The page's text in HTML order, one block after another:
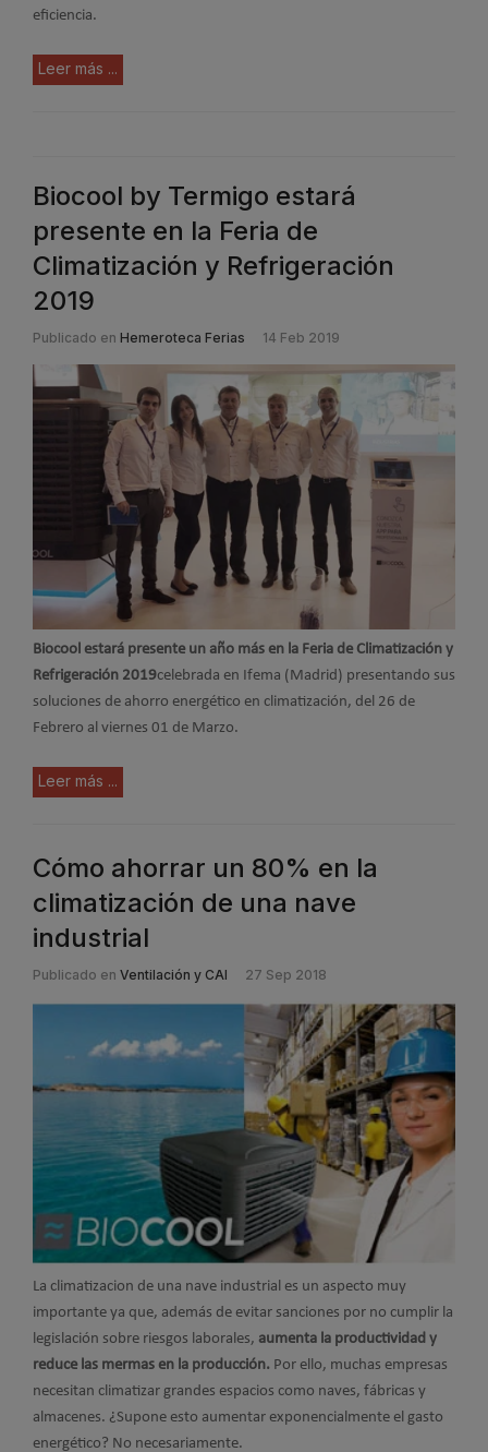
eficiencia.
Leer más ...
Biocool by Termigo estará
presente en la Feria de
Climatización y Refrigeración
2019
Publicado en Hemeroteca Ferias 14 Feb 2019
Biocool estará presente un año más en la Feria de Climatización y
Refrigeración 2019celebrada en Ifema (Madrid) presentando sus
soluciones de ahorro energético en climatización, del 26 de
Febrero al viernes 01 de Marzo.
Leer más ...
Cómo ahorrar un 80% en la
climatización de una nave
industrial
Publicado en Ventilación y CAI 27 Sep 2018
La climatizacion de una nave industrial es un aspecto muy
importante ya que, además de evitar sanciones por no cumplir la
legislación sobre riesgos laborales, aumenta la productividad y
reduce las mermas en la producción. Por ello, muchas empresas
necesitan climatizar grandes espacios como naves, fábricas y
almacenes. ¿Supone esto aumentar exponencialmente el gasto
energético? No necesariamente.